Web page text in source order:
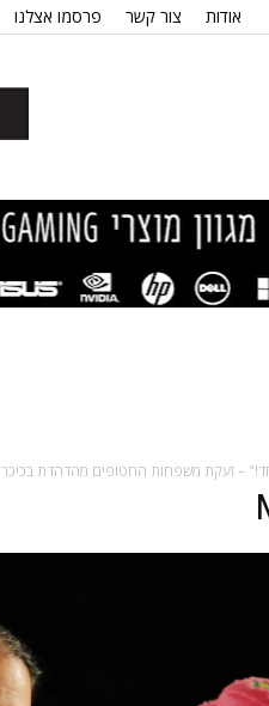
אודות צור קשר פרסמו אצלנו
– זעקת משפחות החטופים מהדהדת בכיכר